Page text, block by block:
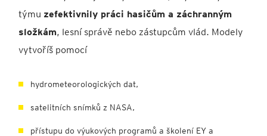
týmu zefektivnily práci hasičům a záchranným
složkám, lesní správě nebo zástupcům vlád. Modely
vytvoříš pomocí
hydrometeorologických dat,
satelitních snímků z NASA,
přístupu do výukových programů a školení EY a